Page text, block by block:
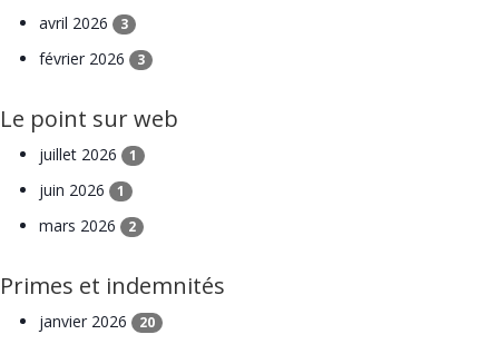
avril 2026 3
février 2026 3
Le point sur web
juillet 2026 1
juin 2026 1
mars 2026 2
Primes et indemnités
janvier 2026 20